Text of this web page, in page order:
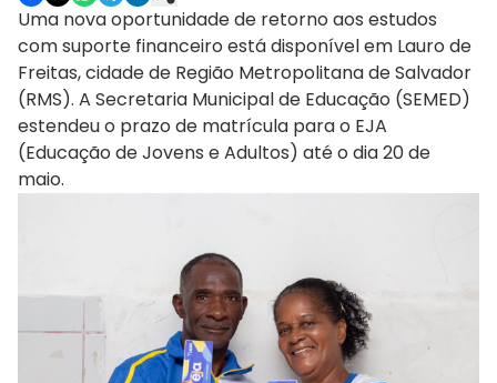
Uma nova oportunidade de retorno aos estudos
com suporte financeiro está disponível em Lauro de
Freitas, cidade de Região Metropolitana de Salvador
(RMS). A Secretaria Municipal de Educação (SEMED)
estendeu o prazo de matrícula para o EJA
(Educação de Jovens e Adultos) até o dia 20 de
maio.